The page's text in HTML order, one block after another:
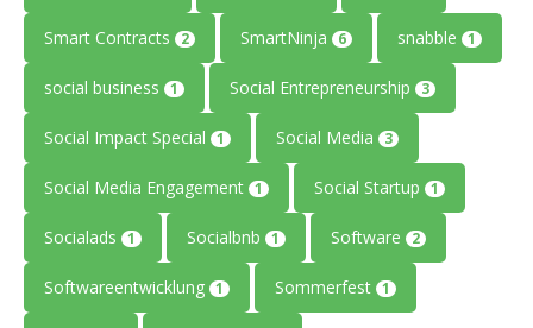
Smart Contracts 2 SmartNinja 6 snabble 1
social business 1 Social Entrepreneurship 3
Social Impact Special 1 Social Media 3
Social Media Engagement 1 Social Startup 1
Socialads 1 Socialbnb 1 Software 2
Softwareentwicklung 1 Sommerfest 1